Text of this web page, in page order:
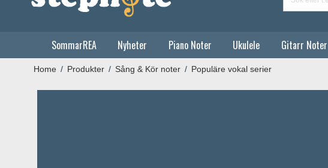
SommarREA Nyheter Piano Noter Ukulele Gitarr Noter
Home / Produkter / Sång & Kör noter / Populäre vokal serier